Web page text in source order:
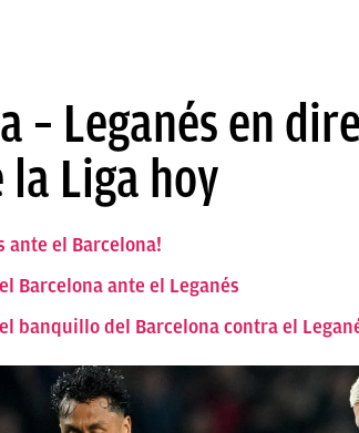
– Leganés en
Liga hoy
ante el Barcelona!
Barcelona ante el Leganés
banquillo del Barcelona contra el